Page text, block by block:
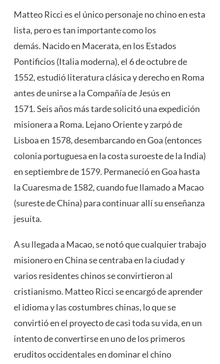
Matteo Ricci es el único personaje no chino en esta
lista, pero es tan importante como los
demás. Nacido en Macerata, en los Estados
Pontificios (Italia moderna), el 6 de octubre de
1552, estudió literatura clásica y derecho en Roma
antes de unirse a la Compañía de Jesús en
1571. Seis años más tarde solicitó una expedición
misionera a Roma. Lejano Oriente y zarpó de
Lisboa en 1578, desembarcando en Goa (entonces
colonia portuguesa en la costa suroeste de la India)
en septiembre de 1579. Permaneció en Goa hasta
la Cuaresma de 1582, cuando fue llamado a Macao
(sureste de China) para continuar allí su enseñanza
jesuita.
A su llegada a Macao, se notó que cualquier trabajo
misionero en China se centraba en la ciudad y
varios residentes chinos se convirtieron al
cristianismo. Matteo Ricci se encargó de aprender
el idioma y las costumbres chinas, lo que se
convirtió en el proyecto de casi toda su vida, en un
intento de convertirse en uno de los primeros
eruditos occidentales en dominar el chino